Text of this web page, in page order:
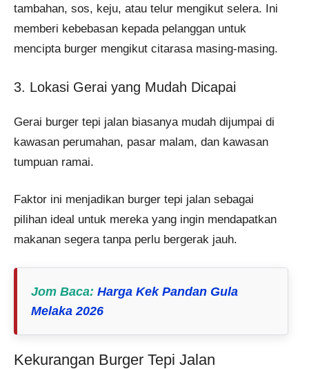
tambahan, sos, keju, atau telur mengikut selera. Ini
memberi kebebasan kepada pelanggan untuk
mencipta burger mengikut citarasa masing-masing​.
3. Lokasi Gerai yang Mudah Dicapai
Gerai burger tepi jalan biasanya mudah dijumpai di
kawasan perumahan, pasar malam, dan kawasan
tumpuan ramai.
Faktor ini menjadikan burger tepi jalan sebagai
pilihan ideal untuk mereka yang ingin mendapatkan
makanan segera tanpa perlu bergerak jauh.
Jom Baca: Harga Kek Pandan Gula
Melaka 2026
Kekurangan Burger Tepi Jalan